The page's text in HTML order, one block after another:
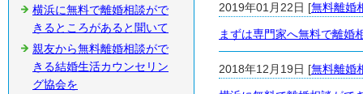
2019年01月22日 [無料離婚
まずは専門家へ無料で離婚
2018年12月19日 [無料離婚
横浜に無料で離婚相談がで
きるところがあると聞いて
親友から無料離婚相談がで
きる結婚生活カウンセリン
グ協会を